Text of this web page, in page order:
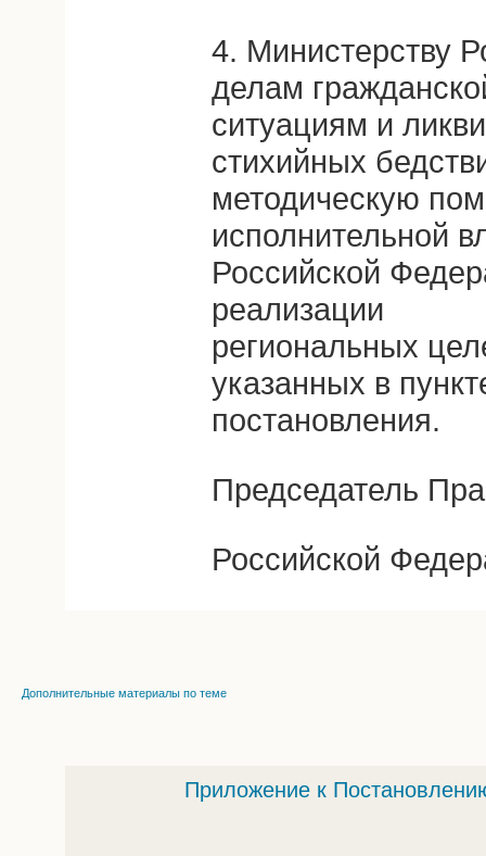
4. Министерству
делам
ситуациям и
стихийных
методическую
исполнительной
Российской
реализации
региональных
указанных в
постановления.
Председатель
Российской
Дополнительные материалы по теме
Приложение к